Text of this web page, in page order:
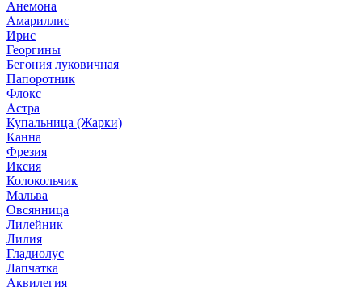
Анемона
Амариллис
Ирис
Георгины
Бегония луковичная
Папоротник
Флокс
Астра
Купальница (Жарки)
Канна
Фрезия
Иксия
Колокольчик
Мальва
Овсянница
Лилейник
Лилия
Гладиолус
Лапчатка
Аквилегия